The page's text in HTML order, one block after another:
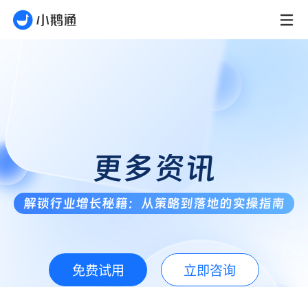
更多资讯
解锁行业增长秘籍：从策略到落地的实操指南
免费试用 立即咨询